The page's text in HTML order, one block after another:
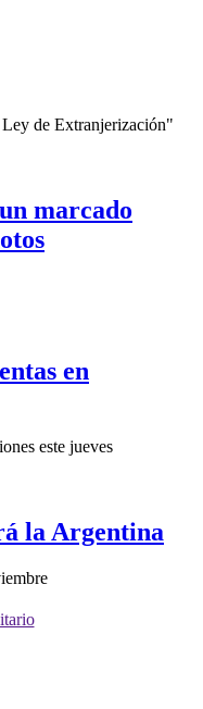
de Extranjerización"
marcado
en
este jueves
la Argentina